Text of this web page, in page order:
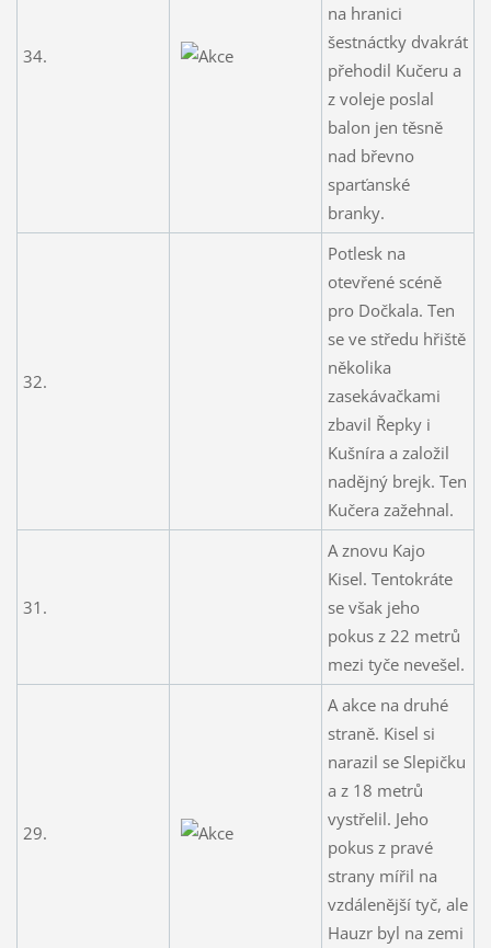
34.
na hranici
šestnáctky dvakrát
přehodil Kučeru a
z voleje poslal
balon jen těsně
nad břevno
sparťanské
branky.
32.
Potlesk na
otevřené scéně
pro Dočkala. Ten
se ve středu hřiště
několika
zasekávačkami
zbavil Řepky i
Kušníra a založil
nadějný brejk. Ten
Kučera zažehnal.
31.
A znovu Kajo
Kisel. Tentokráte
se však jeho
pokus z 22 metrů
mezi tyče nevešel.
29.
A akce na druhé
straně. Kisel si
narazil se Slepičku
a z 18 metrů
vystřelil. Jeho
pokus z pravé
strany mířil na
vzdálenější tyč, ale
Hauzr byl na zemi